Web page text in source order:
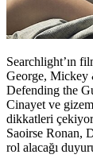
Searchlight’ın
George, Mickey
Defending the
Cinayet ve
dikkatleri
Saoirse Ronan,
rol alacağı